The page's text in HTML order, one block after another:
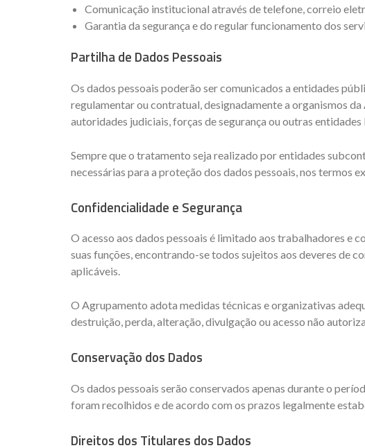
Comunicação institucional através de telefone, correio
Garantia da segurança e do regular funcionamento dos
Partilha de Dados Pessoais
Os dados pessoais poderão ser comunicados a entidades
regulamentar ou contratual, designadamente a organismos
autoridades judiciais, forças de segurança ou outras
Sempre que o tratamento seja realizado por entidades
necessárias para a proteção dos dados pessoais, nos termos
Confidencialidade e Segurança
O acesso aos dados pessoais é limitado aos trabalhadores e
suas funções, encontrando-se todos sujeitos aos deveres de
aplicáveis.
O Agrupamento adota medidas técnicas e organizativas
destruição, perda, alteração, divulgação ou acesso não
Conservação dos Dados
Os dados pessoais serão conservados apenas durante o
foram recolhidos e de acordo com os prazos legalmente
Direitos dos Titulares dos Dados